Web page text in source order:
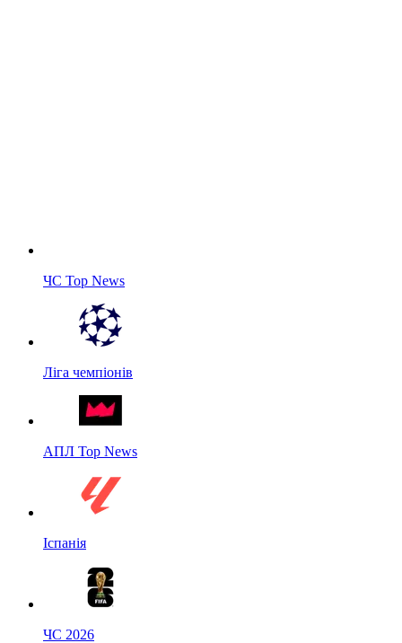
ЧС Top News
Ліга чемпіонів
АПЛ Top News
Іспанія
ЧС 2026